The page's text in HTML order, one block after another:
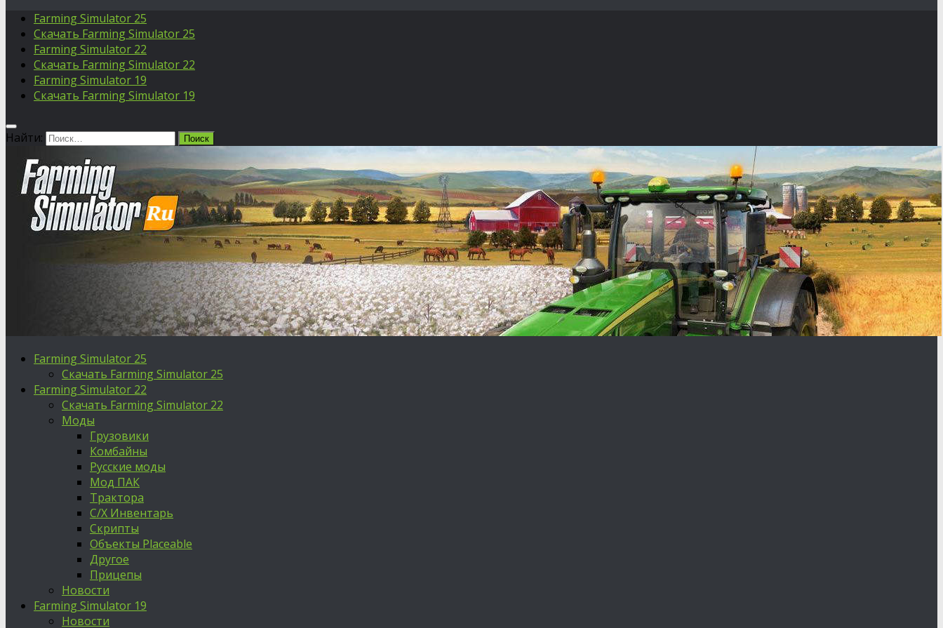
Farming Simulator 25
Скачать Farming Simulator 25
Farming Simulator 22
Скачать Farming Simulator 22
Farming Simulator 19
Скачать Farming Simulator 19
Найти:
Farming Simulator 25
Скачать Farming Simulator 25
Farming Simulator 22
Скачать Farming Simulator 22
Моды
Грузовики
Комбайны
Русские моды
Мод ПАК
Трактора
С/Х Инвентарь
Скрипты
Объекты Placeable
Другое
Прицепы
Новости
Farming Simulator 19
Новости